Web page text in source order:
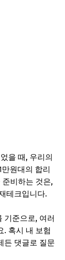
을 때, 우리의
원대의 합리
비하는 것은,
테크입니다.
기준으로, 여러
. 혹시 내 보험
든 댓글로 질문